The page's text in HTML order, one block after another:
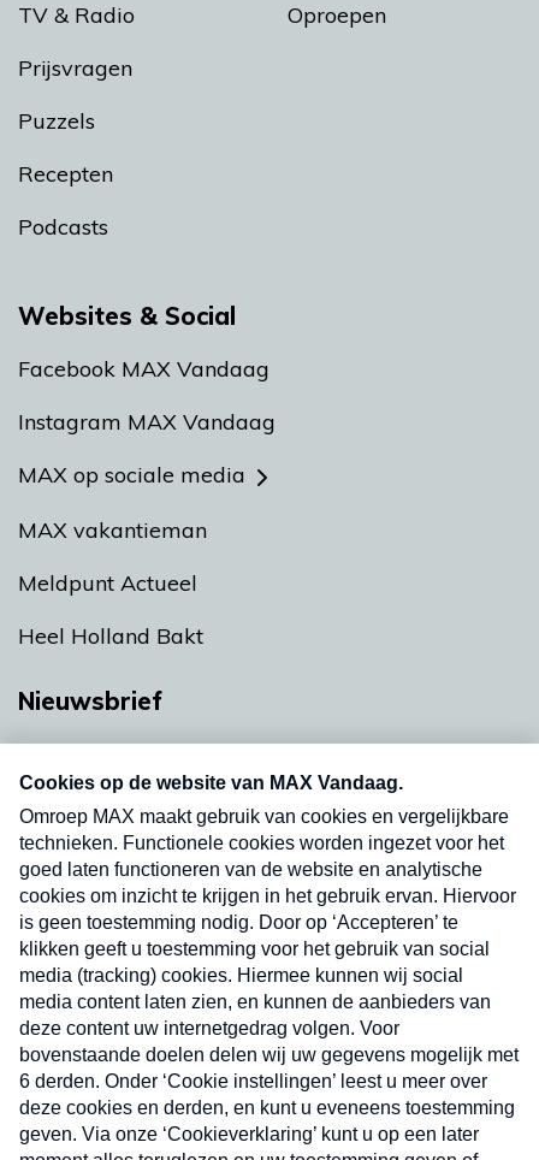
TV & Radio
Prijsvragen
Puzzels
Recepten
Podcasts
Oproepen
Websites & Social
Facebook MAX Vandaag
Instagram MAX Vandaag
MAX op sociale media
MAX vakantieman
Meldpunt Actueel
Heel Holland Bakt
Nieuwsbrief
nieuwsbrief. Elke vrijdag- en dinsdagochtend in
uw mailbox.
Verzend
Nieuwsbrief
Neem hier een gratis abonnement op onze